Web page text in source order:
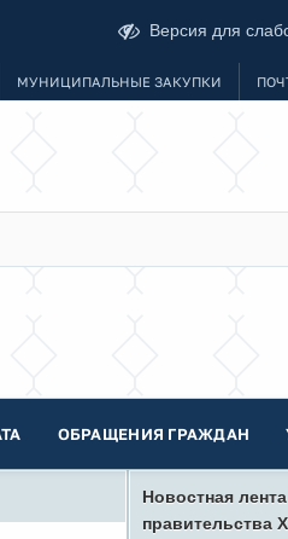
Версия для
МУНИЦИПАЛЬНЫЕ ЗАКУПКИ
ОБРАЩЕНИЯ ГРАЖДАН
Новостная лента
правительства